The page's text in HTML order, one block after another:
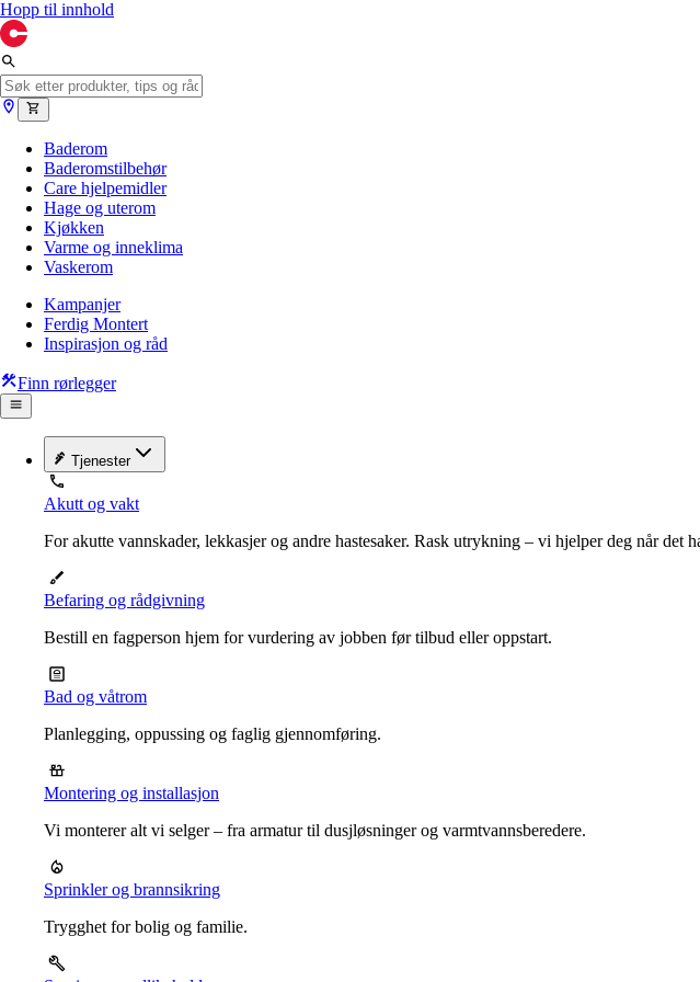
Hopp til innhold
Baderom
Baderomstilbehør
Care hjelpemidler
Hage og uterom
Kjøkken
Varme og inneklima
Vaskerom
Kampanjer
Ferdig Montert
Inspirasjon og råd
Finn rørlegger
Tjenester
Akutt og vakt
For akutte vannskader, lekkasjer og andre hastesaker. Rask utrykning – vi hjelper deg når det
Befaring og rådgivning
Bestill en fagperson hjem for vurdering av jobben før tilbud eller oppstart.
Bad og våtrom
Planlegging, oppussing og faglig gjennomføring.
Montering og installasjon
Vi monterer alt vi selger – fra armatur til dusjløsninger og varmtvannsberedere.
Sprinkler og brannsikring
Trygghet for bolig og familie.